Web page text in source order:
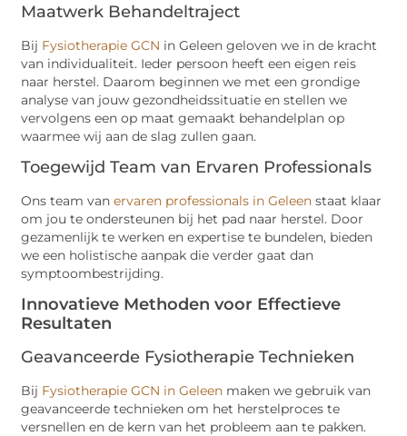
Maatwerk Behandeltraject
Bij Fysiotherapie GCN in Geleen geloven we in de kracht
van individualiteit. Ieder persoon heeft een eigen reis
naar herstel. Daarom beginnen we met een grondige
analyse van jouw gezondheidssituatie en stellen we
vervolgens een op maat gemaakt behandelplan op
waarmee wij aan de slag zullen gaan.
Toegewijd Team van Ervaren Professionals
Ons team vanervaren professionals in Geleen staat klaar
om jou te ondersteunen bij het pad naar herstel. Door
gezamenlijk te werken en expertise te bundelen, bieden
we een holistische aanpak die verder gaat dan
symptoombestrijding.
Innovatieve Methoden voor Effectieve
Resultaten
Geavanceerde Fysiotherapie Technieken
Bij Fysiotherapie GCN in Geleen maken we gebruik van
geavanceerde technieken om het herstelproces te
versnellen en de kern van het probleem aan te pakken.